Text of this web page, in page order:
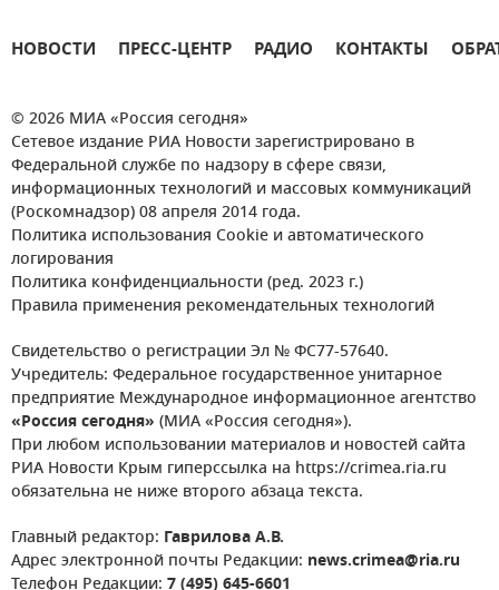
НОВОСТИ ПРЕСС-ЦЕНТР РАДИО КОНТАКТЫ
© 2026 МИА «Россия сегодня»
Сетевое издание РИА Новости зарегистрировано в
Федеральной службе по надзору в сфере связи,
информационных технологий и массовых коммуникаций
(Роскомнадзор) 08 апреля 2014 года.
Политика использования Cookie и автоматического
логирования
Политика конфиденциальности (ред. 2023 г.)
Правила применения рекомендательных технологий
Свидетельство о регистрации Эл № ФС77-57640.
Учредитель: Федеральное государственное унитарное
предприятие Международное информационное агентство
«Россия сегодня» (МИА «Россия сегодня»).
При любом использовании материалов и новостей сайта
РИА Новости Крым гиперссылка на https://crimea.ria.ru
обязательна не ниже второго абзаца текста.
Главный редактор: Гаврилова А.В.
Адрес электронной почты Редакции: news.crimea@ria.ru